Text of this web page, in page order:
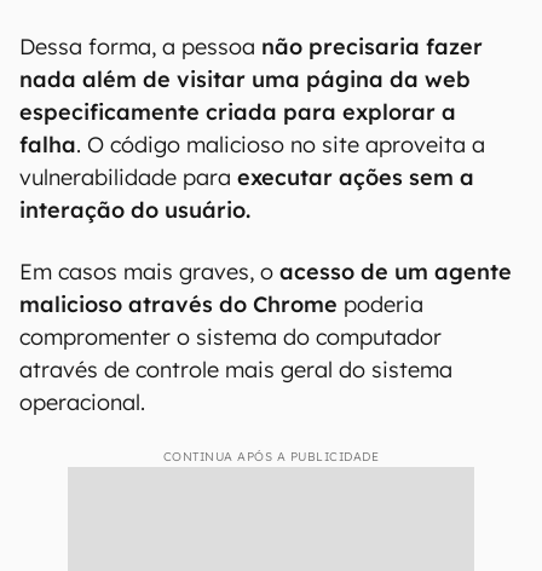
Dessa forma, a pessoa não precisaria fazer
nada além de visitar uma página da web
especificamente criada para explorar a
falha. O código malicioso no site aproveita a
vulnerabilidade para executar ações sem a
interação do usuário.
Em casos mais graves, o acesso de um agente
malicioso através do Chrome poderia
compromenter o sistema do computador
através de controle mais geral do sistema
operacional.
CONTINUA APÓS A PUBLICIDADE